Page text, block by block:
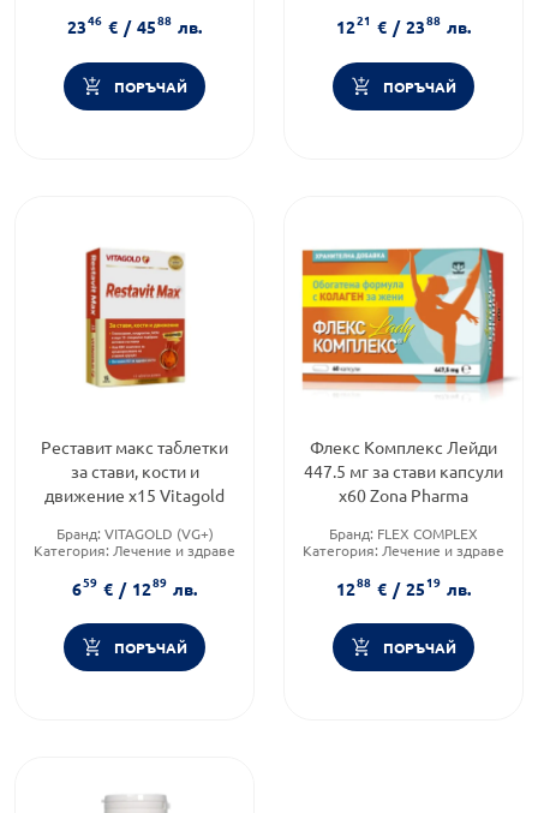
комплект
2346 € / 4588 лв.
ПОРЪЧАЙ
1221 € / 2388 лв.
ПОРЪЧАЙ
Реставит макс таблетки
за стави, кости и
движение х15 Vitagold
Бранд: VITAGOLD (VG+)
Категория: Лечение и здраве
659 € / 1289 лв.
ПОРЪЧАЙ
Флекс Kомплекс Лейди
447.5 мг за стави капсули
х60 Zona Pharmа
Бранд: FLEX COMPLEX
Категория: Лечение и здраве
1288 € / 2519 лв.
ПОРЪЧАЙ